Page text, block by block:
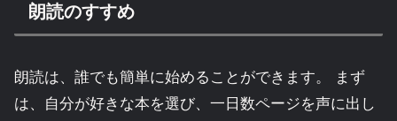
朗読のすすめ
朗読は、誰でも簡単に始めることができます。 まず
は、自分が好きな本を選び、一日数ページを声に出し